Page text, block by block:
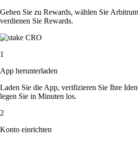
Gehen Sie zu Rewards, wählen Sie
verdienen Sie Rewards.
1
App herunterladen
Laden Sie die App, verifizieren Sie Ihre
legen Sie in Minuten los.
2
Konto einrichten